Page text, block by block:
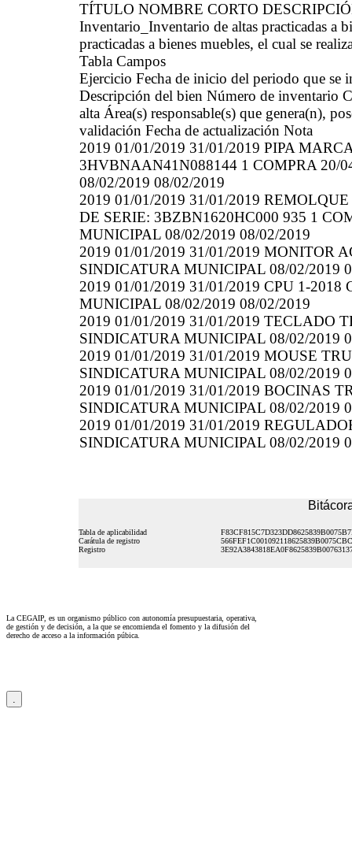
TÍTULO NOMBRE CORTO
Inventario_Inventario de altas practicadas a
practicadas a bienes muebles, el cual se
Tabla Campos
Ejercicio Fecha de inicio del periodo que se
Descripción del bien Número de inventario
alta Área(s) responsable(s) que genera(n),
validación Fecha de actualización Nota
2019 01/01/2019 31/01/2019 PIPA
3HVBNAAN41N088144 1 COMPRA 20/
08/02/2019 08/02/2019
2019 01/01/2019 31/01/2019
DE SERIE: 3BZBN1620HC000 935 1
MUNICIPAL 08/02/2019 08/02/2019
2019 01/01/2019 31/01/2019 MONITOR
SINDICATURA MUNICIPAL 08/02/2019
2019 01/01/2019 31/01/2019 CPU 1-
MUNICIPAL 08/02/2019 08/02/2019
2019 01/01/2019 31/01/2019 TECLADO
SINDICATURA MUNICIPAL 08/02/2019
2019 01/01/2019 31/01/2019 MOUSE
SINDICATURA MUNICIPAL 08/02/2019
2019 01/01/2019 31/01/2019 BOCINAS
SINDICATURA MUNICIPAL 08/02/2019
2019 01/01/2019 31/01/2019
SINDICATURA MUNICIPAL 08/02/2019
Tabla de aplicabilidad
Carátula de registro
Registro
La CEGAIP, es un organismo público con autonomía presupuestaria, operativa,
de gestión y de decisión, a la que se encomienda el fomento y la difusión del
derecho de acceso a la información púbica.